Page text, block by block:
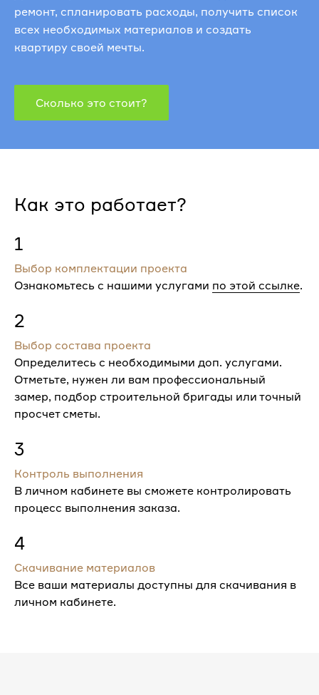
ремонт, спланировать расходы, получить список
всех необходимых материалов и создать
квартиру своей мечты.
Сколько это стоит?
Как это работает?
1
Выбор комплектации проекта
Ознакомьтесь с нашими услугами по этой ссылке.
2
Выбор состава проекта
Определитесь с необходимыми доп. услугами.
Отметьте, нужен ли вам профессиональный
замер, подбор строительной бригады или точный
просчет сметы.
3
Контроль выполнения
В личном кабинете вы сможете контролировать
процесс выполнения заказа.
4
Скачивание материалов
Все ваши материалы доступны для скачивания в
личном кабинете.